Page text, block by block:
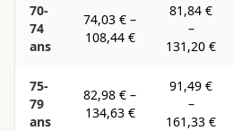
70-
74
ans
74,03 € –
108,44 €
81,84 €
–
131,20 €
75-
79
ans
82,98 € –
134,63 €
91,49 €
–
161,33 €